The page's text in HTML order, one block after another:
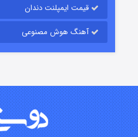
قیمت ایمپلنت دندان
آهنگ هوش مصنوعی